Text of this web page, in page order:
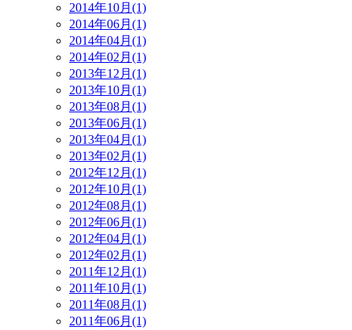
2014年10月(1)
2014年06月(1)
2014年04月(1)
2014年02月(1)
2013年12月(1)
2013年10月(1)
2013年08月(1)
2013年06月(1)
2013年04月(1)
2013年02月(1)
2012年12月(1)
2012年10月(1)
2012年08月(1)
2012年06月(1)
2012年04月(1)
2012年02月(1)
2011年12月(1)
2011年10月(1)
2011年08月(1)
2011年06月(1)